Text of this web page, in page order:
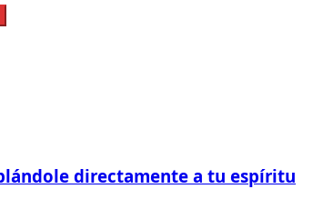
directamente a tu espíritu